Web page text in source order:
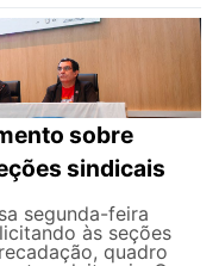
sobre
sindicais
segunda-feira
às seções
quadro